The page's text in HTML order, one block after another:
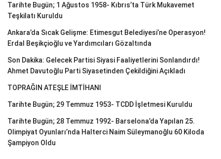
Tarihte Bugün; 1 Ağustos 1958- Kıbrıs’ta Türk Mukavemet
Teşkilatı Kuruldu
Ankara’da Sıcak Gelişme: Etimesgut Belediyesi’ne Operasyon!
Erdal Beşikçioğlu ve Yardımcıları Gözaltında
Son Dakika: Gelecek Partisi Siyasi Faaliyetlerini Sonlandırdı!
Ahmet Davutoğlu Parti Siyasetinden Çekildiğini Açıkladı
TOPRAĞIN ATEŞLE İMTİHANI
Tarihte Bugün; 29 Temmuz 1953- TCDD İşletmesi Kuruldu
Tarihte Bugün; 28 Temmuz 1992- Barselona’da Yapılan 25.
Olimpiyat Oyunları’nda Halterci Naim Süleymanoğlu 60 Kiloda
Şampiyon Oldu